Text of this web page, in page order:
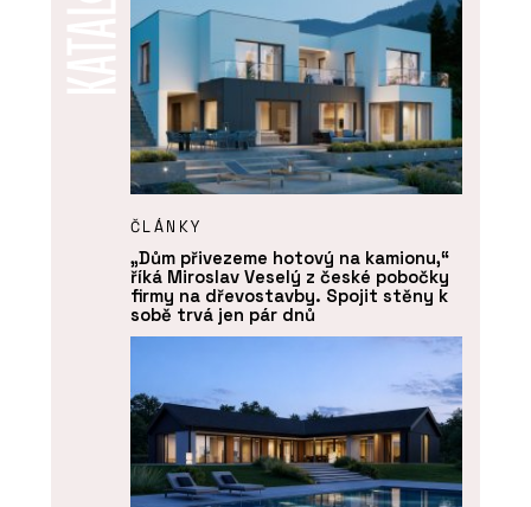
ČLÁNKY
„Dům přivezeme hotový na kamionu,“
říká Miroslav Veselý z české pobočky
firmy na dřevostavby. Spojit stěny k
sobě trvá jen pár dnů